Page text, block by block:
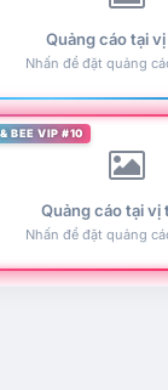
Quảng cáo tại
Nhấn để đặt quảng
BEE VIP #10
Quảng cáo tại vị
Nhấn để đặt quảng